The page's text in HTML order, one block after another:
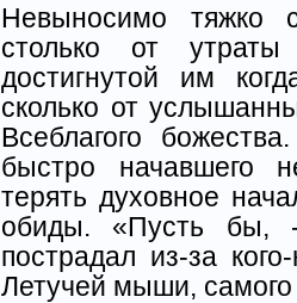
Невыносимо тяжко
столько от
достигнутой им
сколько от
Всеблагого
быстро начавшего
терять духовное
обиды. «Пусть бы,
пострадал из-за
Летучей мыши, самого